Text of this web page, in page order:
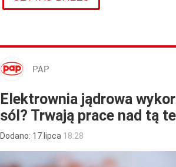
PAP
Elektrownia jądrowa
sól? Trwają prace nad tą
Dodano: 17 lipca 18:28